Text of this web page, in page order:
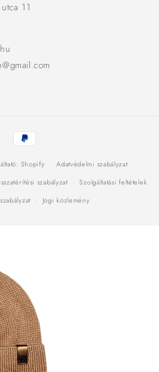
11
Fizetési
módok
Shopify
Adatvédelmi szabályzat
szabályzat
Szolgáltatási feltételek
Jogi közlemény